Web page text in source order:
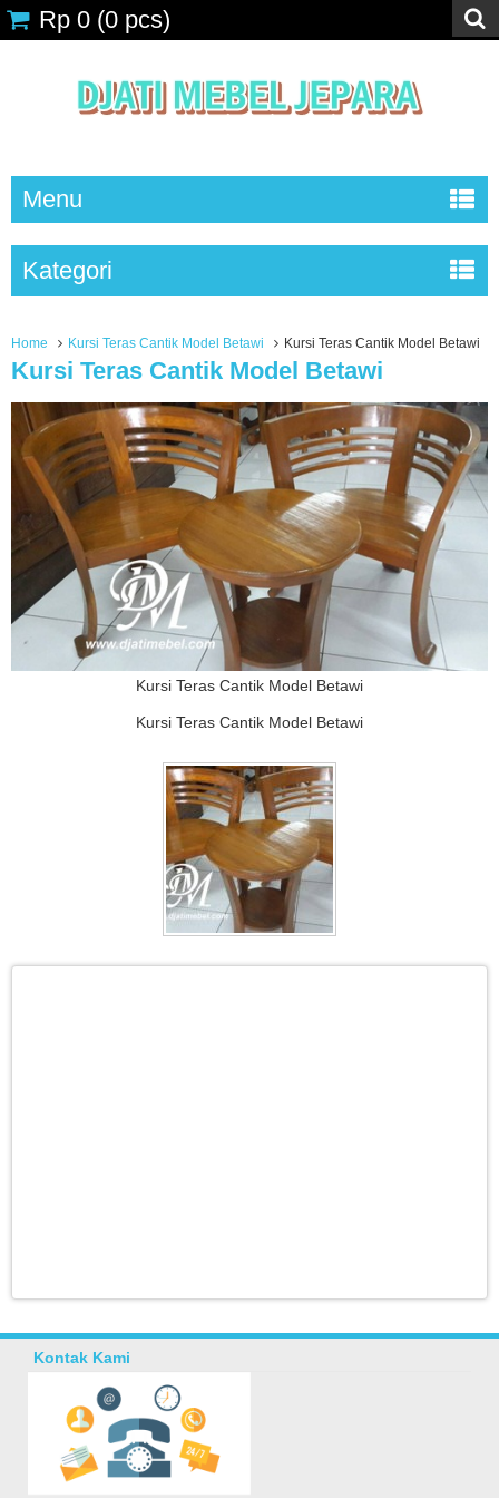
Rp 0 (0 pcs)
Menu
Kategori
Home Kursi Teras Cantik Model Betawi Kursi Teras Cantik Model Betawi
Kursi Teras Cantik Model Betawi
Kursi Teras Cantik Model Betawi
Kursi Teras Cantik Model Betawi
Kontak Kami